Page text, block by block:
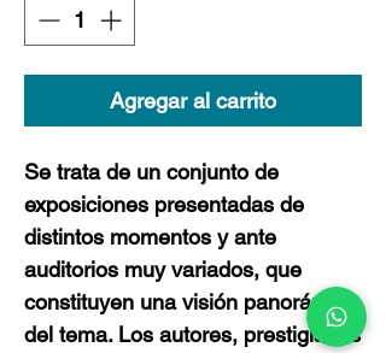
Agregar al carrito
Se trata de un conjunto de
exposiciones presentadas de
distintos momentos y ante
auditorios muy variados, que
constituyen una visión panorámica
del tema. Los autores, prestigiados